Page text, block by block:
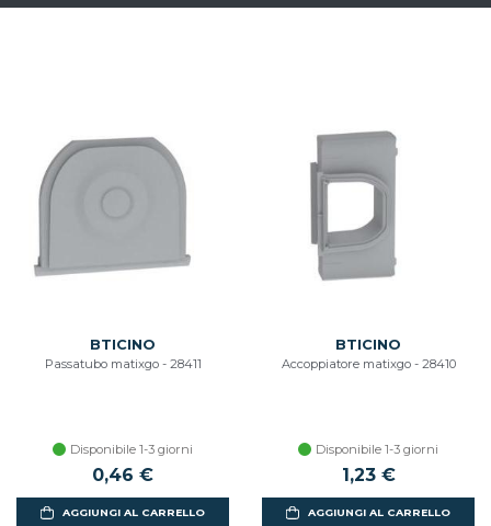
BTICINO
Passatubo matixgo - 28411
Disponibile 1-3 giorni
0,46 €
AGGIUNGI AL CARRELLO
BTICINO
Accoppiatore matixgo - 28410
Disponibile 1-3 giorni
1,23 €
AGGIUNGI AL CARRELLO